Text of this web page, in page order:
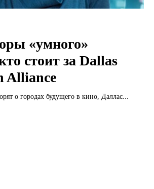
«умного»
стоит за Dallas
Alliance
о городах будущего в кино, Даллас...